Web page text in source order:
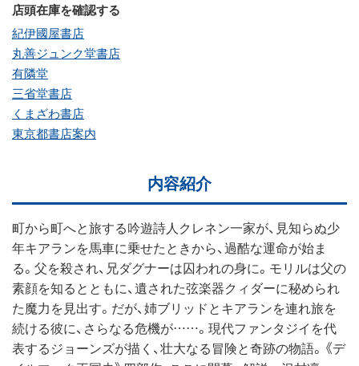
店頭在庫を確認する
紀伊國屋書店
丸善ジュンク堂書店
有隣堂
三省堂書店
くまざわ書店
東京都書店案内
内容紹介
町から町へと旅する吟遊詩人クレネン一家が、見知らぬ少
年キアランを馬車に乗せたときから、過酷な運命が始ま
る。父を殺され、兄ダグナーは囚われの身に。モリルは父の
素顔を知るとともに、遺された弦楽器クィダーに秘められ
た魔力を見出す。だが、姉ブリッドとキアランを連れ旅を
続ける彼に、さらなる危機が……。現代ファンタジイを代
表するジョーンズが描く、壮大なる冒険と奇跡の物語。《デ